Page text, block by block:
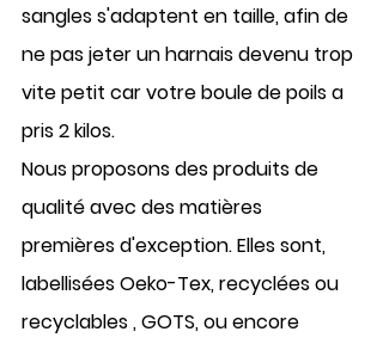
sangles s'adaptent en taille, afin de
ne pas jeter un harnais devenu trop
vite petit car votre boule de poils a
pris 2 kilos.
Nous proposons des produits de
qualité avec des matières
premières d'exception. Elles sont,
labellisées Oeko-Tex, recyclées ou
recyclables , GOTS, ou encore